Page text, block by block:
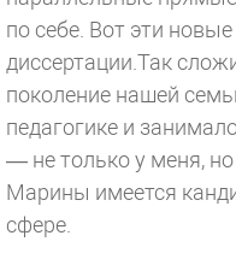
по себе. Вот эти
диссертации.Так
поколение нашей
педагогике и
— не только у меня,
Марины имеется
сфере.